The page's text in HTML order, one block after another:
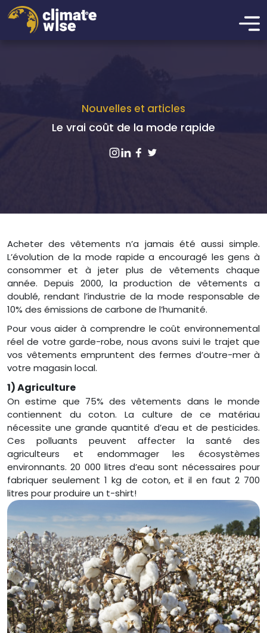
Nouvelles et articles
Le vrai coût de la mode rapide
Acheter des vêtements n’a jamais été aussi simple.
L’évolution de la mode rapide a encouragé les gens à
consommer et à jeter plus de vêtements chaque
année. Depuis 2000, la production de vêtements a
doublé, rendant l’industrie de la mode responsable de
10% des émissions de carbone de l’humanité.
Pour vous aider à comprendre le coût environnemental
réel de votre garde-robe, nous avons suivi le trajet que
vos vêtements empruntent des fermes d’outre-mer à
votre magasin local.
1) Agriculture
On estime que 75% des vêtements dans le monde
contiennent du coton. La culture de ce matériau
nécessite une grande quantité d’eau et de pesticides.
Ces polluants peuvent affecter la santé des
agriculteurs et endommager les écosystèmes
environnants. 20 000 litres d’eau sont nécessaires pour
fabriquer seulement 1 kg de coton, et il en faut 2 700
litres pour produire un t-shirt!